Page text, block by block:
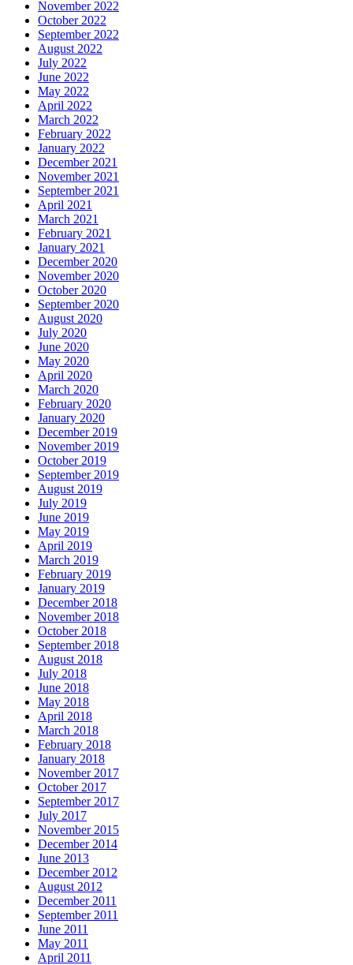
November 2022
October 2022
September 2022
August 2022
July 2022
June 2022
May 2022
April 2022
March 2022
February 2022
January 2022
December 2021
November 2021
September 2021
April 2021
March 2021
February 2021
January 2021
December 2020
November 2020
October 2020
September 2020
August 2020
July 2020
June 2020
May 2020
April 2020
March 2020
February 2020
January 2020
December 2019
November 2019
October 2019
September 2019
August 2019
July 2019
June 2019
May 2019
April 2019
March 2019
February 2019
January 2019
December 2018
November 2018
October 2018
September 2018
August 2018
July 2018
June 2018
May 2018
April 2018
March 2018
February 2018
January 2018
November 2017
October 2017
September 2017
July 2017
November 2015
December 2014
June 2013
December 2012
August 2012
December 2011
September 2011
June 2011
May 2011
April 2011